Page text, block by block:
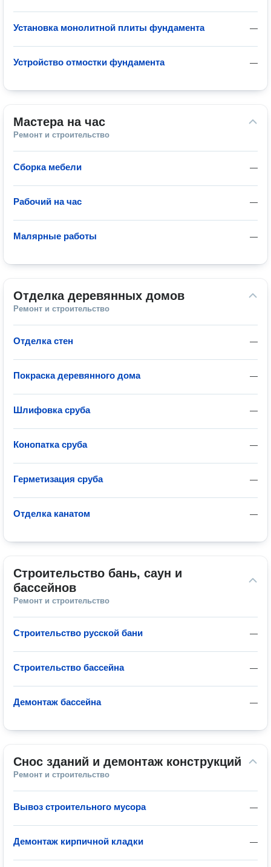
—
Установка монолитной плиты фундамента
—
Устройство отмостки фундамента
Мастера на час
Ремонт и строительство
—
Сборка мебели
—
Рабочий на час
—
Малярные работы
Отделка деревянных домов
Ремонт и строительство
—
Отделка стен
—
Покраска деревянного дома
—
Шлифовка сруба
—
Конопатка сруба
—
Герметизация сруба
—
Отделка канатом
Строительство бань, саун и
бассейнов
Ремонт и строительство
—
Строительство русской бани
—
Строительство бассейна
—
Демонтаж бассейна
Снос зданий и демонтаж конструкций
Ремонт и строительство
—
Вывоз строительного мусора
—
Демонтаж кирпичной кладки